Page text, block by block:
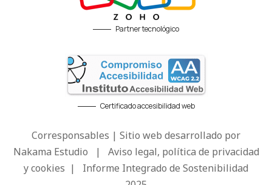
Partner tecnológico
Certificado accesibilidad web
Corresponsables | Sitio web desarrollado por
Nakama Estudio | Aviso legal, política de privacidad
y cookies | Informe Integrado de Sostenibilidad